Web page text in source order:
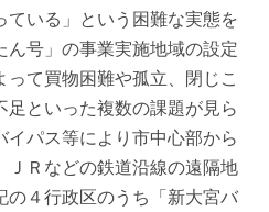
ている」という困難な実態を
ん号」の事業実施地域の設定
て買物困難や孤立、閉じこ
足といった複数の課題が見ら
イパス等により市中心部から
ＪＲなどの鉄道沿線の遠隔地
の４行政区のうち「新大宮バ